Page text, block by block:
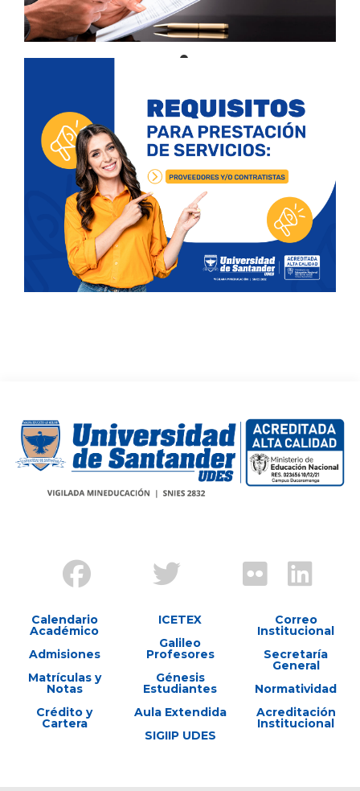
Calendario
Académico
Admisiones
Matrículas y
Notas
Crédito y
Cartera
ICETEX
Galileo
Profesores
Génesis
Estudiantes
Aula Extendida
SIGIIP UDES
Correo
Institucional
Secretaría
General
Normatividad
Acreditación
Institucional